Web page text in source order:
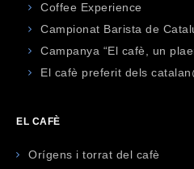
Coffee Experience
Campionat Barista de
Campanya “El cafè, un
El cafè preferit dels
EL CAFÈ
Orígens i torrat del cafè